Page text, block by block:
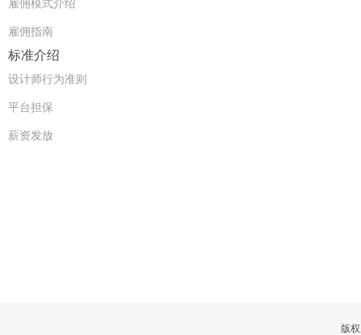
雇佣指南
标准介绍
设计师行为准则
平台担保
薪资发放
版